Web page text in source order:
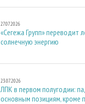
27.07.2026
«Сегежа Групп» переводит
солнечную энергию
23.07.2026
ЛПК в первом полугодии:
основным позициям, кроме